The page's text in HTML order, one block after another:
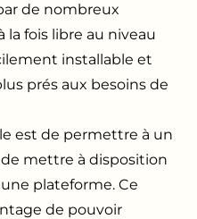
de nombreux
la fois libre au niveau
installable et
prés aux besoins de
est de permettre à un
mettre à disposition
plateforme. Ce
de pouvoir